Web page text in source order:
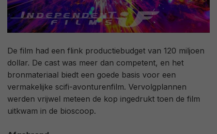
De film had een flink productiebudget van 120 miljoen
dollar. De cast was meer dan competent, en het
bronmateriaal biedt een goede basis voor een
vermakelijke scifi-avonturenfilm. Vervolgplannen
werden vrijwel meteen de kop ingedrukt toen de film
uitkwam in de bioscoop.